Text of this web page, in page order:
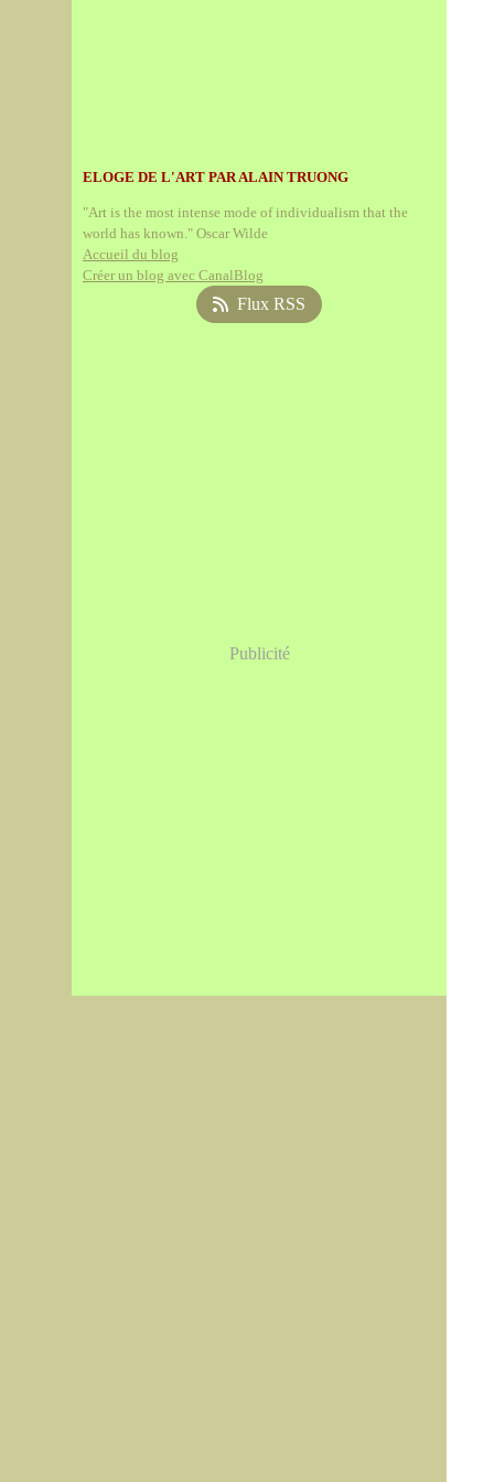
ELOGE DE L'ART PAR ALAIN TRUONG
"Art is the most intense mode of individualism that the
world has known." Oscar Wilde
Accueil du blog
Créer un blog avec CanalBlog
Flux RSS
Publicité